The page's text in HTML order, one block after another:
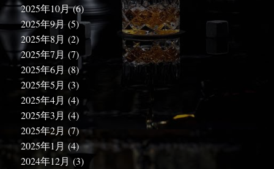
2025年10月(6)
2025年9月(5)
2025年8月 (2)
2025年7月 (7)
2025年6月 (8)
2025年5月 (3)
2025年4月 (4)
2025年3月 (4)
2025年2月 (7)
2025年1月 (4)
2024年12月 (3)